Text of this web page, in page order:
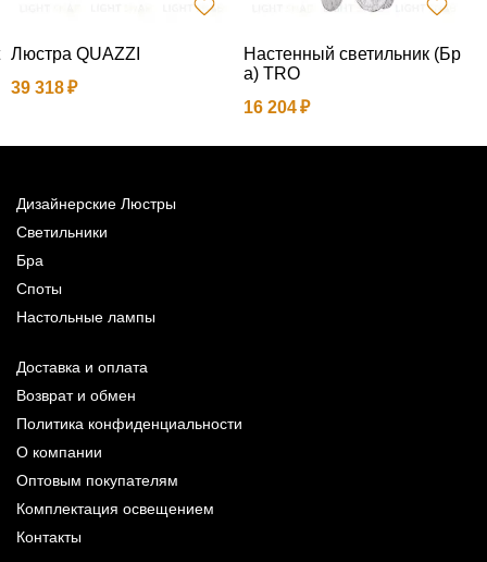
Люстра QUAZZI
39 318
Настенный светильник (Бр
а) TRO
16 204
Дизайнерские Люстры
Светильники
Бра
Споты
Настольные лампы
Доставка и оплата
Возврат и обмен
Политика конфиденциальности
О компании
Оптовым покупателям
Комплектация освещением
Контакты